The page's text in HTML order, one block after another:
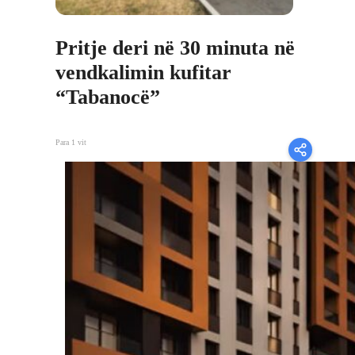
Pritje deri në 30 minuta në
vendkalimin kufitar
“Tabanocë”
Para 1 vit